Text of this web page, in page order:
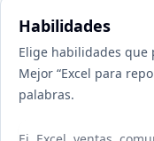
Habilidades
Elige habilidades que
Mejor “Excel para
palabras.